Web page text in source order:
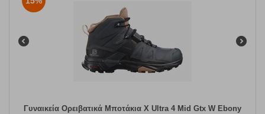
Γυναικεία Ορειβατικά Μποτάκια X Ultra 4 Mid Gtx W Ebony